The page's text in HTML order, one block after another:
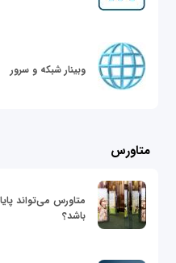
وبینار شبکه و سرور
متاورس
متاورس می‌تواند
باشد؟